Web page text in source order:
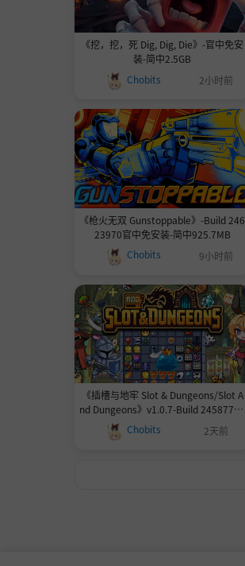
《挖，挖，死 Dig, Dig, Die》-官中免安
装-简中2.5GB
Chobits
2小时前
《枪火无双 Gunstoppable》-Build 246
23970官中免安装-简中925.7MB
Chobits
9小时前
《插槽与地牢 Slot & Dungeons/Slot A
nd Dungeons》v1.0.7-Build 24587779
官中免安装-简中379.1MB
Chobits 2天前